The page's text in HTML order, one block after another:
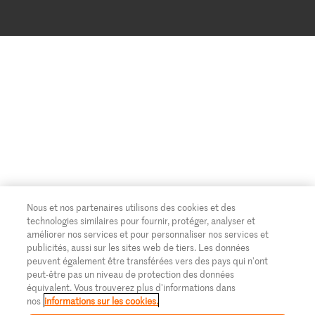
Nous et nos partenaires utilisons des cookies et des
technologies similaires pour fournir, protéger, analyser et
améliorer nos services et pour personnaliser nos services et
publicités, aussi sur les sites web de tiers. Les données
peuvent également être transférées vers des pays qui n'ont
peut-être pas un niveau de protection des données
équivalent. Vous trouverez plus d'informations dans
nos informations sur les cookies.